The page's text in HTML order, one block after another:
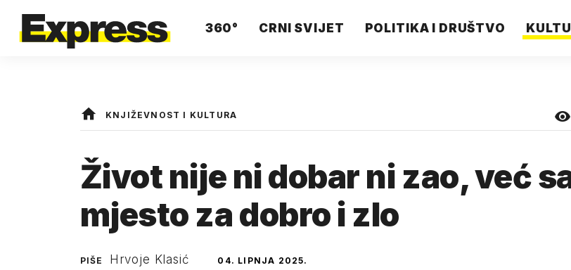
360° CRNI SVIJET POLITIKA I DRUŠTVO
KNJIŽEVNOST I KULTURA
Život nije ni dobar ni zao, već
mjesto za dobro i zlo
PIŠE Hrvoje Klasić 04. LIPNJA 2025.